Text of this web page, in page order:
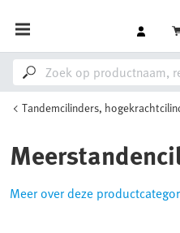
Tandemcilinders,
Meer over deze